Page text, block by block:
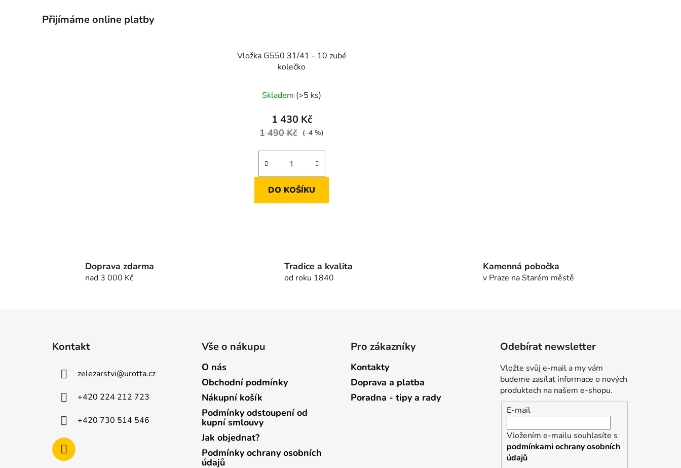
Přijímáme online platby
Vložka G550 31/41 - 10 zubé
kolečko
Skladem (>5 ks)
1 430 Kč
1 490 Kč (–4 %)
DO KOŠÍKU
p
Doprava zdarma
nad 3 000 Kč
Tradice a kvalita
od roku 1840
Kamenná pobočka
v Praze na Starém městě
Kontakt
zelezarstvi@urotta.cz
+420 224 212 723
+420 730 514 546
Vše o nákupu
O nás
Obchodní podmínky
Nákupní košík
Podmínky odstoupení od
kupní smlouvy
Jak objednat?
Podmínky ochrany osobních
údajů
Pro zákazníky
Kontakty
Doprava a platba
Poradna - tipy a rady
Odebírat newsletter
Vložte svůj e-mail a my vám
budeme zasílat informace o nových
produktech na našem e-shopu.
E-mail
Vložením e-mailu souhlasíte s
podmínkami ochrany osobních
údajů